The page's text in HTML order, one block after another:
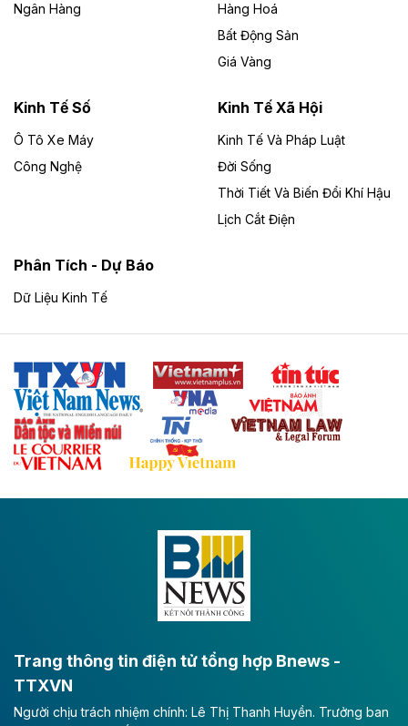
Gia Lai với tổng vốn hơn 4.750 tỷ đồng.
Đồng Nai cho thuê gần 59 ha đất làm khu
công nghiệp ở Long Thành
UBND TP Đồng Nai cho Công ty Amata thuê gần 59 ha
đất để đầu tư khu công nghiệp công nghệ cao Long
Đề xuất hỗ trợ 20.000 tỷ đồng làm cao tốc
Thái Nguyên - Lạng Sơn
Thái Nguyên và các tỉnh trung du, miền núi phía Bắc
với hệ thống cửa khẩu quốc tế tại Lạng Sơn.
Theo baodautu.vn
Đề xuất đầu tư 11.500 tỷ đồng xây dựng cao
tốc CT.11 qua Ninh Bình
Đông A dài khoảng 25,1 km được kỳ vọng sẽ tạo động
lực phát triển kinh tế - xã hội khu vực phía Nam đồng
Long Thành
Tổng công ty Cảng hàng không Việt Nam - CTCP
(ACV) vừa lập kỷ lục mới về lợi nhuận trong quý
Ngân Hàng
Hàng Hoá
Bất Động Sản
Giá Vàng
Kinh Tế Số
Ô Tô Xe Máy
Công Nghệ
Kinh Tế Xã Hội
Kinh Tế Và Pháp Luật
Đời Sống
Thời Tiết Và Biến Đổi Khí Hậu
Lịch Cắt Điện
Phân Tích - Dự Báo
Dữ Liệu Kinh Tế
Trang thông tin điện tử tổng hợp Bnews -
TTXVN
Người chịu trách nhiệm chính: Lê Thị Thanh Huyền. Trưởng ban